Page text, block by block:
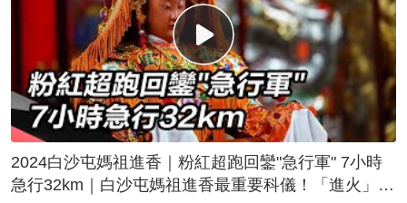
2024白沙屯媽祖進香｜粉紅超跑回鑾"急行軍" 7小時
急行32km｜白沙屯媽祖進香最重要科儀！「進火」儀